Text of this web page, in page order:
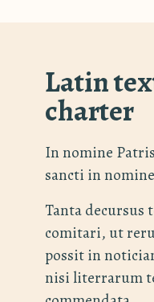
Latin
charter
In nomine
sancti in
Tanta decursus
comitari, ut
possit in
nisi literrarum